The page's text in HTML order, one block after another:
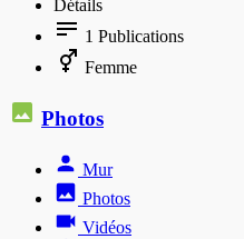
Détails
1 Publications
Femme
Photos
Mur
Photos
Vidéos